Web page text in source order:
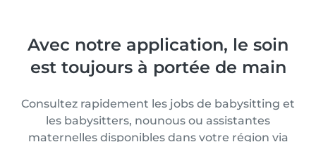
Avec notre application, le soin
est toujours à portée de main
Consultez rapidement les jobs de babysitting et
les babysitters, nounous ou assistantes
maternelles disponibles dans votre région via